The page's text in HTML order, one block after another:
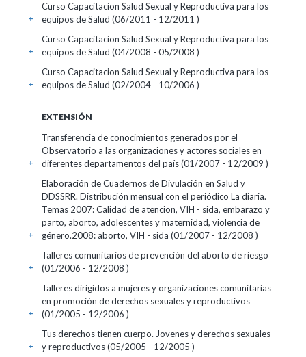
Curso Capacitacion Salud Sexual y Reproductiva para los
equipos de Salud (06/2011 - 12/2011 )
+
Curso Capacitacion Salud Sexual y Reproductiva para los
equipos de Salud (04/2008 - 05/2008 )
+
Curso Capacitacion Salud Sexual y Reproductiva para los
equipos de Salud (02/2004 - 10/2006 )
+
EXTENSIÓN
Transferencia de conocimientos generados por el
Observatorio a las organizaciones y actores sociales en
diferentes departamentos del país (01/2007 - 12/2009 )
+
Elaboración de Cuadernos de Divulación en Salud y
DDSSRR. Distribución mensual con el periódico La diaria.
Temas 2007: Calidad de atencion, VIH - sida, embarazo y
parto, aborto, adolescentes y maternidad, violencia de
género.2008: aborto, VIH - sida (01/2007 - 12/2008 )
+
Talleres comunitarios de prevención del aborto de riesgo
(01/2006 - 12/2008 )
+
Talleres dirigidos a mujeres y organizaciones comunitarias
en promoción de derechos sexuales y reproductivos
(01/2005 - 12/2006 )
+
Tus derechos tienen cuerpo. Jovenes y derechos sexuales
y reproductivos (05/2005 - 12/2005 )
+